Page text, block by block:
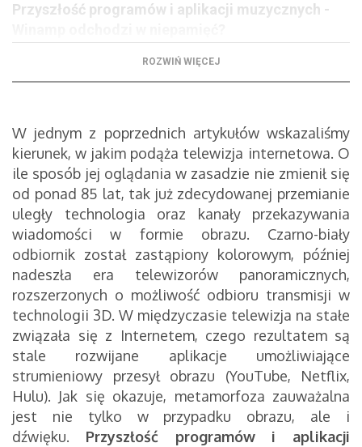
Przyszłość programów i aplikacji muzycznych -
Przyszłość programów i aplikacji muzycznych -
Spotify
Deezer
Przyszłość programów i aplikacji muzycznych -
Sony i Microsoft w natarciu
Przyszłość programów i aplikacji muzycznych -
strumieniowanie
Przyszłość programów i aplikacji muzycznych -
tradycyjny nośnik czy chmura?
ROZWIŃ WIĘCEJ
W jednym z poprzednich artykułów wskazaliśmy
kierunek, w jakim podąża telewizja internetowa. O
ile sposób jej oglądania w zasadzie nie zmienił się
od ponad 85 lat, tak już zdecydowanej przemianie
uległy technologia oraz kanały przekazywania
wiadomości w formie obrazu. Czarno-biały
odbiornik został zastąpiony kolorowym, później
nadeszła era telewizorów panoramicznych,
rozszerzonych o możliwość odbioru transmisji w
technologii 3D. W międzyczasie telewizja na stałe
związała się z Internetem, czego rezultatem są
stale rozwijane aplikacje umożliwiające
strumieniowy przesył obrazu (YouTube, Netflix,
Hulu). Jak się okazuje, metamorfoza zauważalna
jest nie tylko w przypadku obrazu, ale i
dźwięku. Przyszłość programów i aplikacji